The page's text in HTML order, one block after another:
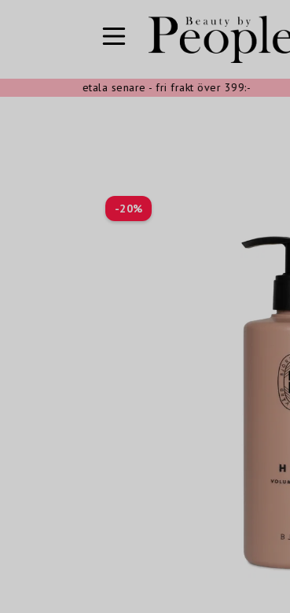
nu, betala senare - fri frakt över 399:-
-20%